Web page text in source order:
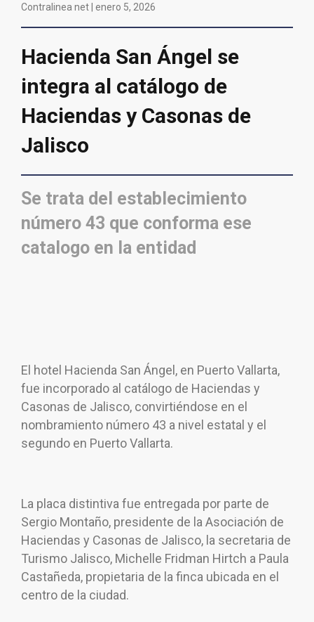
Contralinea net | enero 5, 2026
Hacienda San Ángel se
integra al catálogo de
Haciendas y Casonas de
Jalisco
Se trata del establecimiento
número 43 que conforma ese
catalogo en la entidad
El hotel Hacienda San Ángel, en Puerto Vallarta,
fue incorporado al catálogo de Haciendas y
Casonas de Jalisco, convirtiéndose en el
nombramiento número 43 a nivel estatal y el
segundo en Puerto Vallarta.
La placa distintiva fue entregada por parte de
Sergio Montaño, presidente de la Asociación de
Haciendas y Casonas de Jalisco, la secretaria de
Turismo Jalisco, Michelle Fridman Hirtch a Paula
Castañeda, propietaria de la finca ubicada en el
centro de la ciudad.